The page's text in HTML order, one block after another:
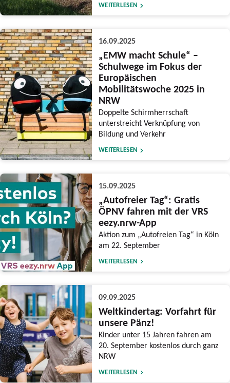
WEITERLESEN
16.09.2025
„EMW macht Schule“ –
Schulwege im Fokus der
Europäischen
Mobilitätswoche 2025 in
NRW
Doppelte Schirmherrschaft
unterstreicht Verknüpfung von
Bildung und Verkehr
WEITERLESEN
15.09.2025
„Autofreier Tag“: Gratis
ÖPNV fahren mit der VRS
eezy.nrw-App
Aktion zum „Autofreien Tag“ in Köln
am 22. September
WEITERLESEN
09.09.2025
Weltkindertag: Vorfahrt für
unsere Pänz!
Kinder unter 15 Jahren fahren am
20. September kostenlos durch ganz
NRW
WEITERLESEN